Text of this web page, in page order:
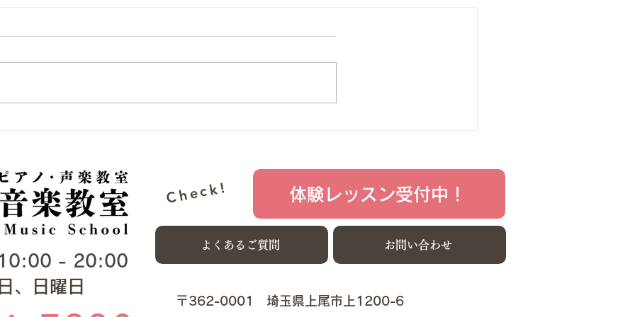
エリアでピアノ・声楽教室を行っ
生徒さんとご家族のみなさん、...
- 20:00​​
、日曜日
よくあるご質問 お問い合わせ
Check! 体験レッスン受付中！
​​〒362-0001 埼玉県上尾市上1200-6